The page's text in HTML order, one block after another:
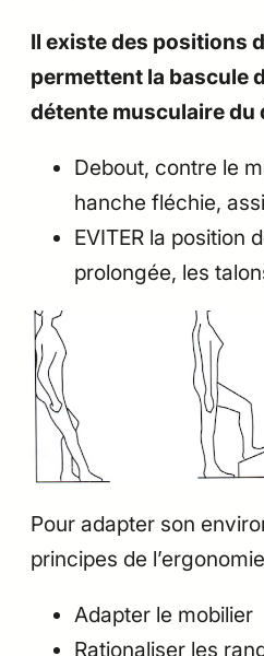
Il existe des positions
permettent la bascule
détente musculaire du
Debout, contre le
hanche fléchie,
EVITER la position
prolongée, les
Pour adapter son
principes de l’ergonomie
Adapter le mobilier
Rationaliser les